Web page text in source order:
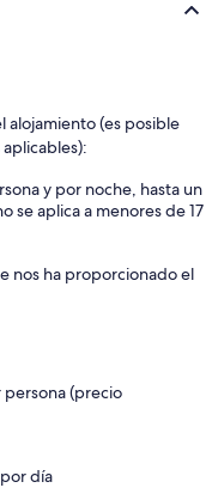
alojamiento (es posible
y por noche, hasta un
se aplica a menores de 17
nos ha proporcionado el
persona (precio
día